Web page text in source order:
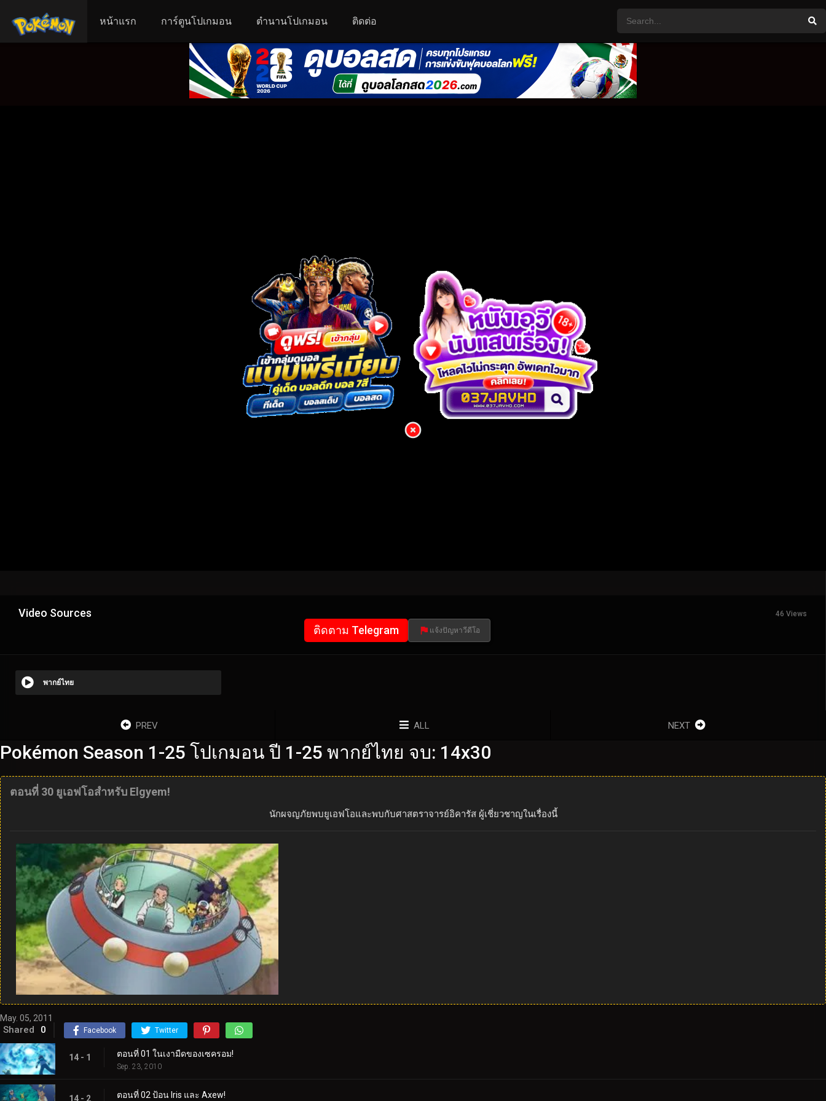
หน้าแรก การ์ตูนโปเกมอน ตำนานโปเกมอน ติดต่อ
Video Sources 46 Views
ติดตาม Telegram แจ้งปัญหาวีดีโอ
พากย์ไทย
PREV ALL NEXT
Pokémon Season 1-25 โปเกมอน ปี 1-25 พากย์ไทย จบ: 14x30
ตอนที่ 30 ยูเอฟโอสำหรับ Elgyem!
นักผจญภัยพบยูเอฟโอและพบกับศาสตราจารย์อิคารัส ผู้เชี่ยวชาญในเรื่องนี้
May. 05, 2011
Shared 0 Facebook Twitter
14 - 1 ตอนที่ 01 ในเงามืดของเซครอม!
Sep. 23, 2010
14 - 2 ตอนที่ 02 ป้อน Iris และ Axew!